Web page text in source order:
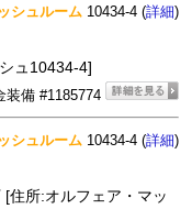
シュルーム 10434-4 (詳細)
ュ10434-4]
装備 #1185774
シュルーム 10434-4 (詳細)
住所:オルフェア・マッ